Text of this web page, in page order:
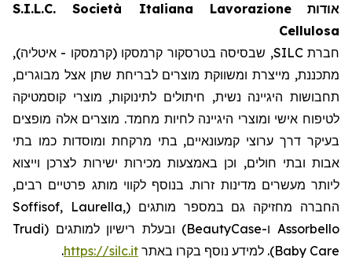
אודות
S.I.L.C. Società Italiana Lavorazione
Cellulosa
חברת SILC, שבסיסה בטרסקור קרמסקו (קרמסקו - איטליה),
מתכננת, מייצרת ומשווקת מוצרים לבריחת שתן אצל מבוגרים,
תחבושות היגיינה נשית, חיתולים לתינוקות, מוצרי קוסמטיקה
לטיפוח אישי ומוצרי היגיינה לחיות מחמד. מוצרים אלה מופצים
בעיקר דרך ערוצי קמעונאיים, בתי מרקחת ומוסדות כמו בתי
אבות ובתי חולים, וכן באמצעות מכירות ישירות לצרכן וייצוא
ליותר מעשרים מדינות זרות. בנוסף לקווי מותג פרטיים רבים,
החברה מחזיקה גם במספר מותגים (Soffisof, Laurella,
Assorbello ו-BeautyCase) ובעלת רישיון למותגים (Trudi
Baby Care). למידע נוסף בקרו באתר
https://silc.it
.